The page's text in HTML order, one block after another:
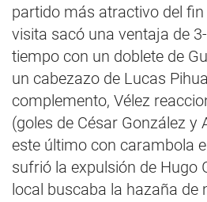
partido más atractivo del
visita sacó una ventaja de
tiempo con un doblete de
un cabezazo de Lucas
complemento, Vélez
(goles de César González y
este último con carambola
sufrió la expulsión de Hugo
local buscaba la hazaña de